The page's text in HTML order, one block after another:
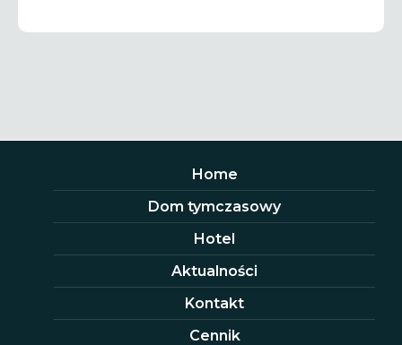
Home
Dom tymczasowy
Hotel
Aktualności
Kontakt
Cennik